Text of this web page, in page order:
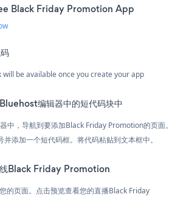
Black Friday Promotion App
will be available once you create your app
编辑器中的短代码块中
中，导航到要添加Black Friday Promotion的页面。
并添加一个短代码框。将代码粘贴到文本框中。
线Black Friday Promotion
的页面。点击预览查看您的直播Black Friday